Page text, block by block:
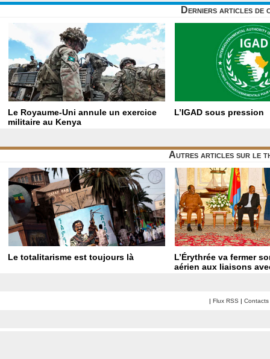
Derniers articles de
Le Royaume-Uni annule un exercice
militaire au Kenya
L’IGAD sous pression
Autres articles sur le
Le totalitarisme est toujours là
L’Érythrée va fermer
aérien aux liaisons
| Flux RSS | Contacts